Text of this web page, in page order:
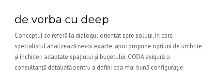
de vorba cu deep
Conceptul se referă la dialogul orientat spre soluții, în care
specialistul analizează nevoi exacte, apoi propune opțiuni de umbrire
și închideri adaptate spațiului și bugetului. CODA asigură o
consultanță detaliată pentru a defini cea mai bună configurație.